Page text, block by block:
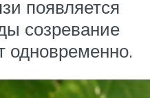
появляется
созревание
одновременно.